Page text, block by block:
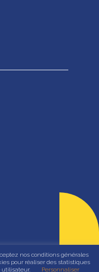
nos conditions générales
pour réaliser des statistiques
utilisateur.
Personnaliser